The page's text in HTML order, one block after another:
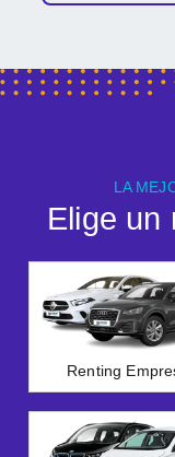
LA
Elige un
Renting